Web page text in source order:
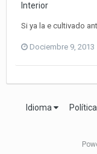
Interior
Si ya la e cultivado
Dociembre 9, 2013
Idioma